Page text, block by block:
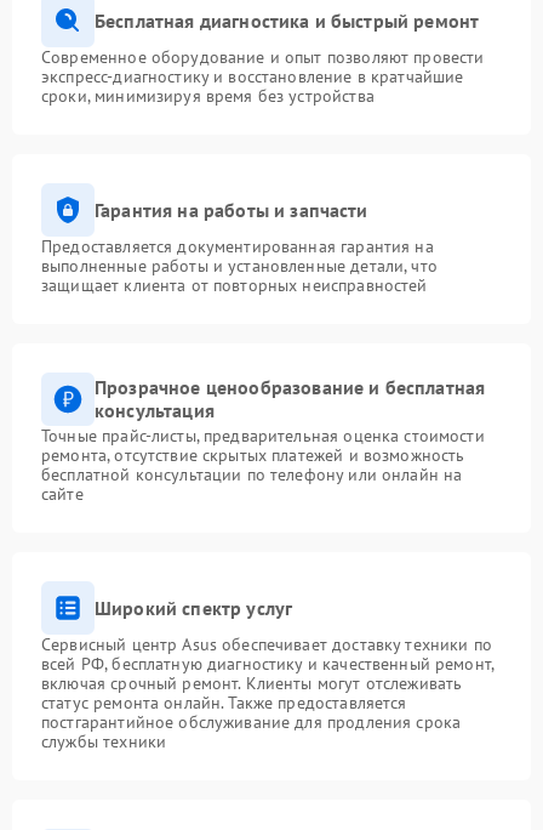
Бесплатная диагностика и быстрый ремонт
Современное оборудование и опыт позволяют провести
экспресс-диагностику и восстановление в кратчайшие
сроки, минимизируя время без устройства
Гарантия на работы и запчасти
Предоставляется документированная гарантия на
выполненные работы и установленные детали, что
защищает клиента от повторных неисправностей
Прозрачное ценообразование и бесплатная
консультация
Точные прайс-листы, предварительная оценка стоимости
ремонта, отсутствие скрытых платежей и возможность
бесплатной консультации по телефону или онлайн на
сайте
Широкий спектр услуг
Сервисный центр Asus обеспечивает доставку техники по
всей РФ, бесплатную диагностику и качественный ремонт,
включая срочный ремонт. Клиенты могут отслеживать
статус ремонта онлайн. Также предоставляется
постгарантийное обслуживание для продления срока
службы техники